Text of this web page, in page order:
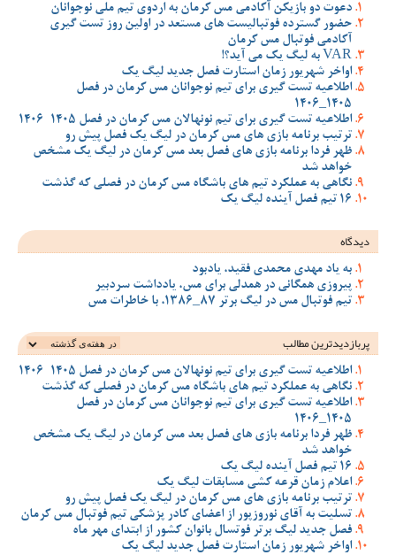
دعوت دو بازیکن آکادمی مس کرمان به اردوی تیم ملی نوجوانان
حضور گسترده فوتبالیست های مستعد در اولین روز تست گیری
آکادمی فوتبال مس کرمان
VAR به لیگ یک می آید؟!
اواخر شهریور زمان استارت فصل جدید لیگ یک
اطلاعیه تست گیری برای تیم نوجوانان مس کرمان در فصل
1405_1406
اطلاعیه تست گیری برای تیم نونهالان مس کرمان در فصل 1405-1406
ترتیب برنامه بازی های مس کرمان در لیگ یک فصل پیش رو
ظهر فردا برنامه بازی های فصل بعد مس کرمان در لیگ یک مشخص
خواهد شد
نگاهی به عملکرد تیم های باشگاه مس کرمان در فصلی که گذشت
16 تیم فصل آینده لیگ یک
دیدگاه
به یاد مهدی محمدی فقید، یادبود
پیروزی همگانی در همدلی برای مس، یادداشت سردبیر
تیم فوتبال مس در لیگ برتر 87_1386، با خاطرات مس
پربازدیدترین‌ مطالب
اطلاعیه تست گیری برای تیم نونهالان مس کرمان در فصل 1405-1406
نگاهی به عملکرد تیم های باشگاه مس کرمان در فصلی که گذشت
اطلاعیه تست گیری برای تیم نوجوانان مس کرمان در فصل
1405_1406
ظهر فردا برنامه بازی های فصل بعد مس کرمان در لیگ یک مشخص
خواهد شد
16 تیم فصل آینده لیگ یک
اعلام زمان قرعه کشی مسابقات لیگ یک
ترتیب برنامه بازی های مس کرمان در لیگ یک فصل پیش رو
تسلیت به آقای نوروزپور از اعضای کادر پزشکی تیم فوتبال مس کرمان
فصل جدید لیگ برتر فوتسال بانوان کشور از ابتدای مهر ماه
اواخر شهریور زمان استارت فصل جدید لیگ یک